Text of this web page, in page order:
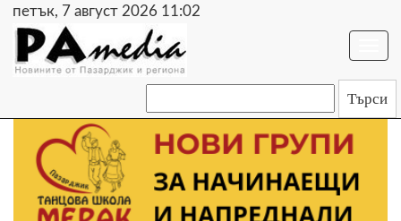
петък, 7 август 2026 11:02